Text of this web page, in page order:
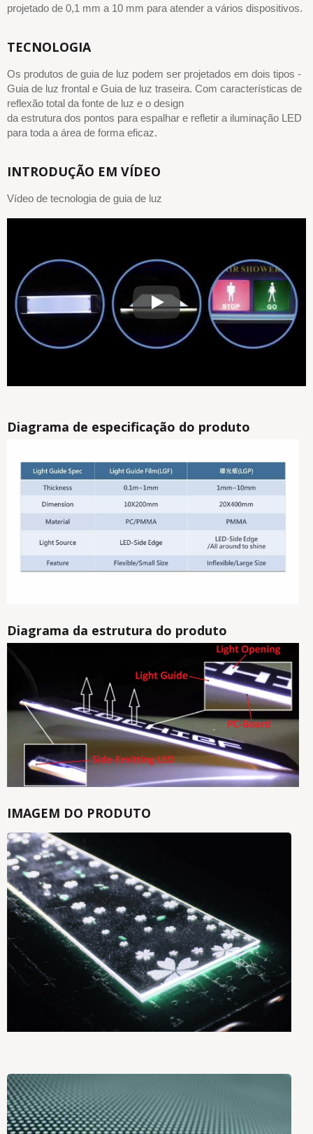
projetado de 0,1 mm a 10 mm para atender a vários dispositivos.
TECNOLOGIA
Os produtos de guia de luz podem ser projetados em dois tipos -
Guia de luz frontal e Guia de luz traseira. Com características de
reflexão total da fonte de luz e o design
da estrutura dos pontos para espalhar e refletir a iluminação LED
para toda a área de forma eficaz.
INTRODUÇÃO EM VÍDEO
Vídeo de tecnologia de guia de luz
Vídeo de tecnologia de guia de luz
Diagrama de especificação do produto
Diagrama da estrutura do produto
IMAGEM DO PRODUTO